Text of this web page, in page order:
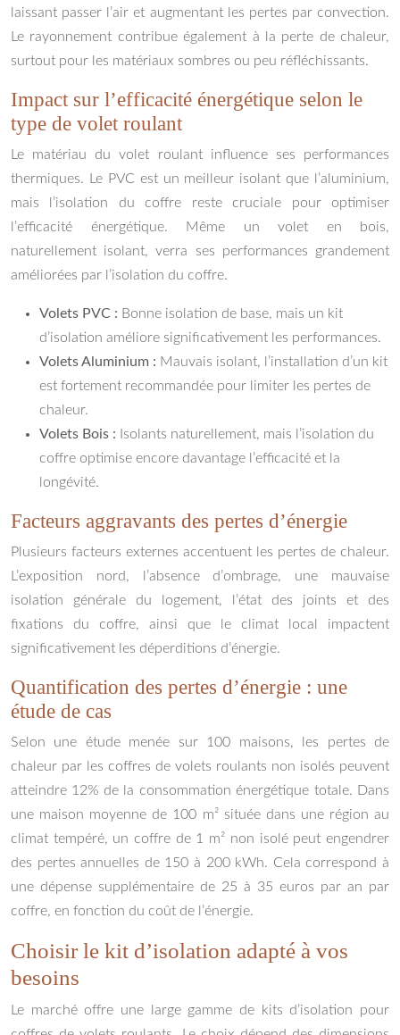
laissant passer l’air et augmentant les pertes par convection.
Le rayonnement contribue également à la perte de chaleur,
surtout pour les matériaux sombres ou peu réfléchissants.
Impact sur l’efficacité énergétique selon le
type de volet roulant
Le matériau du volet roulant influence ses performances
thermiques. Le PVC est un meilleur isolant que l’aluminium,
mais l’isolation du coffre reste cruciale pour optimiser
l’efficacité énergétique. Même un volet en bois,
naturellement isolant, verra ses performances grandement
améliorées par l’isolation du coffre.
Volets PVC : Bonne isolation de base, mais un kit
d’isolation améliore significativement les performances.
Volets Aluminium : Mauvais isolant, l’installation d’un kit
est fortement recommandée pour limiter les pertes de
chaleur.
Volets Bois : Isolants naturellement, mais l’isolation du
coffre optimise encore davantage l’efficacité et la
longévité.
Facteurs aggravants des pertes d’énergie
Plusieurs facteurs externes accentuent les pertes de chaleur.
L’exposition nord, l’absence d’ombrage, une mauvaise
isolation générale du logement, l’état des joints et des
fixations du coffre, ainsi que le climat local impactent
significativement les déperditions d’énergie.
Quantification des pertes d’énergie : une
étude de cas
Selon une étude menée sur 100 maisons, les pertes de
chaleur par les coffres de volets roulants non isolés peuvent
atteindre 12% de la consommation énergétique totale. Dans
une maison moyenne de 100 m² située dans une région au
climat tempéré, un coffre de 1 m² non isolé peut engendrer
des pertes annuelles de 150 à 200 kWh. Cela correspond à
une dépense supplémentaire de 25 à 35 euros par an par
coffre, en fonction du coût de l’énergie.
Choisir le kit d’isolation adapté à vos
besoins
Le marché offre une large gamme de kits d’isolation pour